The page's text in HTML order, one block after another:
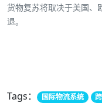
货物复苏将取决于美国、
退。
Tags： 国际物流系统